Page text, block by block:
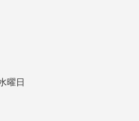
曜日